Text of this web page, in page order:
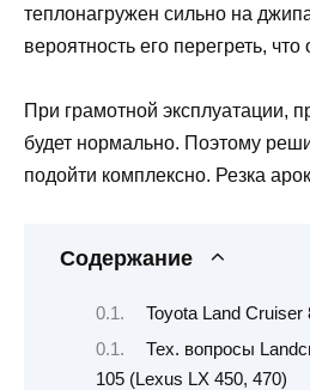
теплонагружен сильно на
вероятность его перегреть, что
При грамотной эксплуатации,
будет нормально. Поэтому
подойти комплексно. Резка
Содержание
Toyota Land Cruiser
Тех. вопросы
105 (Lexus LX 450, 470)